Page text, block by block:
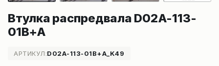
Втулка распредвала D02A-113-
01B+A
АРТИКУЛ:D02A-113-01B+A_K49